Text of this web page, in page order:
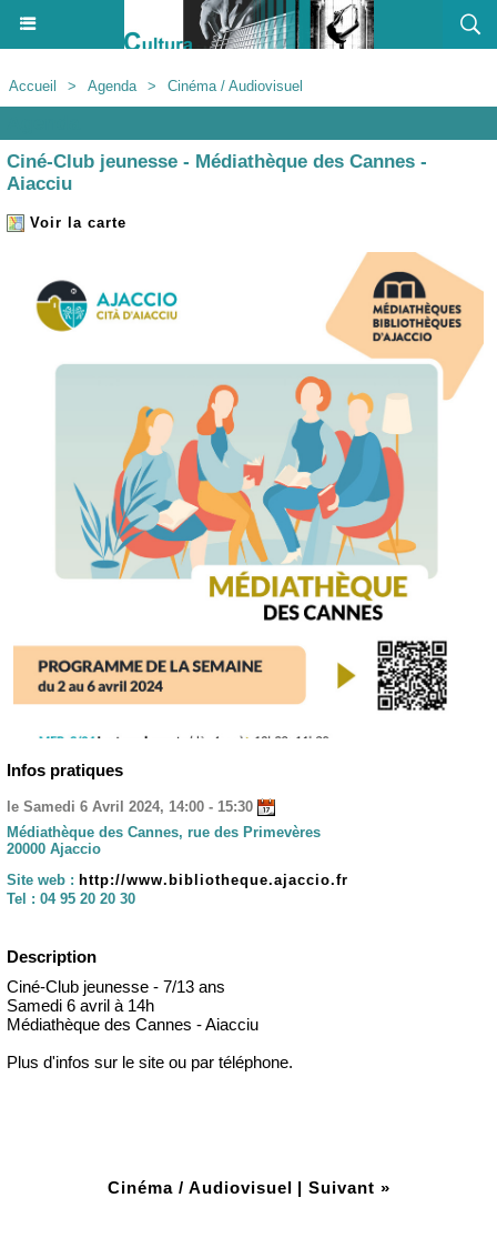
Accueil > Agenda > Cinéma / Audiovisuel
Ciné-Club jeunesse - Médiathèque des Cannes -
Aiacciu
Voir la carte
Infos pratiques
le Samedi 6 Avril 2024, 14:00 - 15:30
Médiathèque des Cannes, rue des Primevères
20000 Ajaccio
Site web : http://www.bibliotheque.ajaccio.fr
Tel : 04 95 20 20 30
Description
Ciné-Club jeunesse - 7/13 ans
Samedi 6 avril à 14h
Médiathèque des Cannes - Aiacciu
Plus d'infos sur le site ou par téléphone.
Cinéma / Audiovisuel | Suivant »